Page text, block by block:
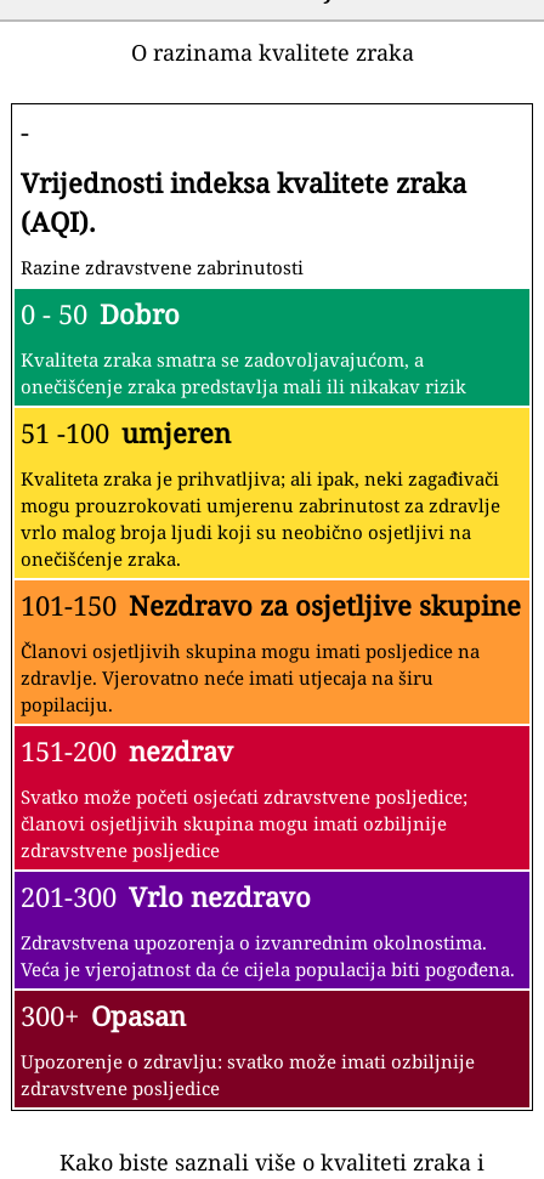
O razinama kvalitete zraka
-
Vrijednosti indeksa kvalitete zraka
(AQI).
Razine zdravstvene zabrinutosti
0 - 50 Dobro
Kvaliteta zraka smatra se zadovoljavajućom, a
onečišćenje zraka predstavlja mali ili nikakav rizik
51 -100 umjeren
Kvaliteta zraka je prihvatljiva; ali ipak, neki zagađivači
mogu prouzrokovati umjerenu zabrinutost za zdravlje
vrlo malog broja ljudi koji su neobično osjetljivi na
onečišćenje zraka.
101-150 Nezdravo za osjetljive skupine
Članovi osjetljivih skupina mogu imati posljedice na
zdravlje. Vjerovatno neće imati utjecaja na širu
popilaciju.
151-200 nezdrav
Svatko može početi osjećati zdravstvene posljedice;
članovi osjetljivih skupina mogu imati ozbiljnije
zdravstvene posljedice
201-300 Vrlo nezdravo
Zdravstvena upozorenja o izvanrednim okolnostima.
Veća je vjerojatnost da će cijela populacija biti pogođena.
300+ Opasan
Upozorenje o zdravlju: svatko može imati ozbiljnije
zdravstvene posljedice
Kako biste saznali više o kvaliteti zraka i